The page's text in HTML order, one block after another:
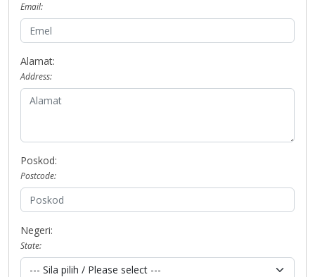
Email:
Alamat:
Address:
Poskod:
Postcode:
Negeri:
State: